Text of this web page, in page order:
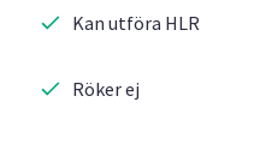
Kan utföra HLR
Röker ej